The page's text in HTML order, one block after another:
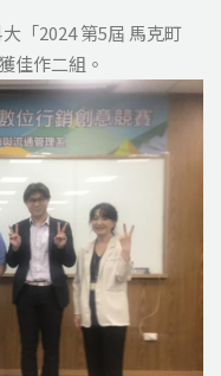
「2024 第5屆 馬克町
佳作二組。